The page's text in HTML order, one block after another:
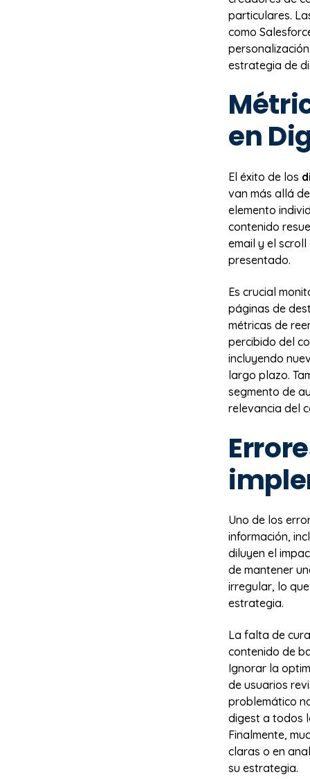
particulares.
como
estrategia de
en
El éxito de los
van más allá
elemento
contenido
email y el
presentado.
Es crucial
páginas de
métricas de
percibido del
incluyendo
largo plazo.
segmento de
relevancia del
Uno de los
información,
diluyen el
de mantener
irregular, lo
estrategia.
La falta de
contenido de
Ignorar la
de usuarios
problemático
digest a todos
Finalmente,
claras o en
su estrategia.